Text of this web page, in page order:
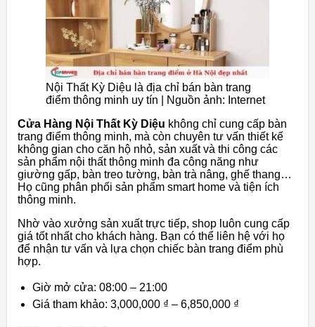
Nội Thất Kỳ Diệu là địa chỉ bán bàn trang
điểm thông minh uy tín | Nguồn ảnh: Internet
Cửa Hàng Nội Thất Kỳ Diệu không chỉ cung cấp bàn
trang điểm thông minh, mà còn chuyên tư vấn thiết kế
không gian cho căn hộ nhỏ, sản xuất và thi công các
sản phẩm nội thất thông minh đa công năng như
giường gấp, bàn treo tường, bàn trà nâng, ghế thang…
Họ cũng phân phối sản phẩm smart home và tiện ích
thông minh.
Nhờ vào xưởng sản xuất trực tiếp, shop luôn cung cấp
giá tốt nhất cho khách hàng. Bạn có thể liên hệ với họ
để nhận tư vấn và lựa chọn chiếc bàn trang điểm phù
hợp.
Giờ mở cửa: 08:00 – 21:00
Giá tham khảo: 3,000,000 ₫ – 6,850,000 ₫